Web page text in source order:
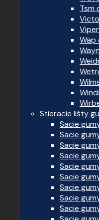
Tsm
Wap
Stieracie lišty
Sacie
Sacie
Sacie
Sacie
Sacie
Sacie
Sacie
Sacie
Sacie